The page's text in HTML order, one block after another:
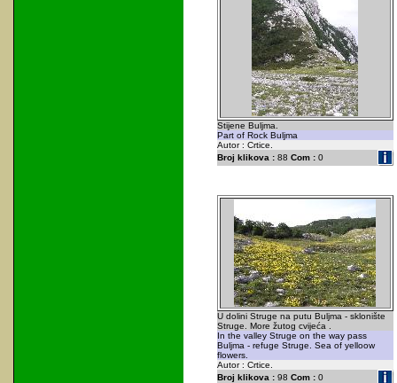
Stijene Buljma.
Part of Rock Buljma
Autor : Crtice.
Broj klikova :88 Com :0
U dolini Struge na putu Buljma - sklonište
Struge. More žutog cvijeća .
In the valley Struge on the way pass
Buljma - refuge Struge. Sea of yelloow
flowers.
Autor : Crtice.
Broj klikova :98 Com :0